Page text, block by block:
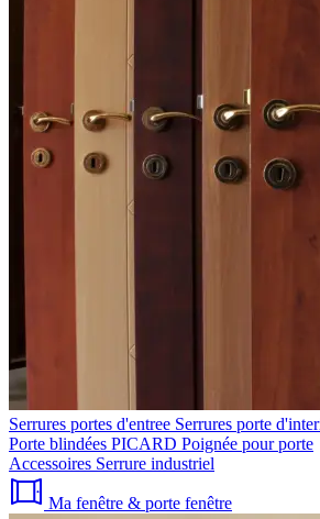
Serrures portes d'entree Serrures porte
Porte blindées PICARD Poignée pour porte
Accessoires Serrure industriel
Ma fenêtre & porte fenêtre